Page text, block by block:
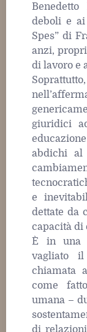
deboli e
Spes” di
anzi,
di lavoro e
giuridici
abdichi al
e
dettate da
capacità di
È in una
vagliato il
chiamata
come
umana –
di